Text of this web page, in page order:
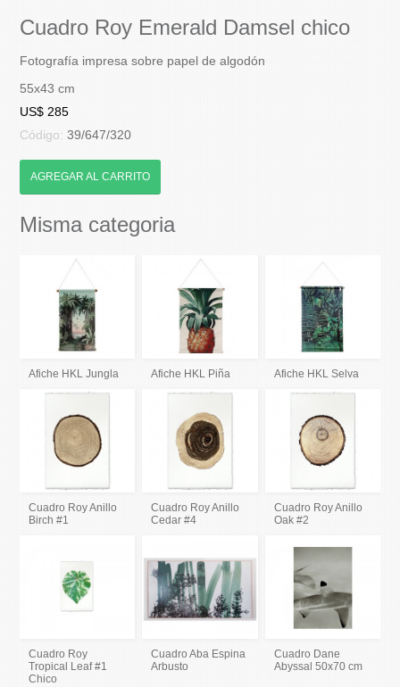
Cuadro Roy Emerald Damsel chico
Fotografía impresa sobre papel de algodón
55x43 cm
US$ 285
Código:39/647/320
AGREGAR AL CARRITO
Misma categoria
Afiche HKL Jungla Afiche HKL Piña Afiche HKL Selva
Cuadro Roy Anillo
Birch #1
Cuadro Roy Anillo
Cedar #4
Cuadro Roy Anillo
Oak #2
Cuadro Roy
Tropical Leaf #1
Chico
Cuadro Aba Espina
Arbusto
Cuadro Dane
Abyssal 50x70 cm